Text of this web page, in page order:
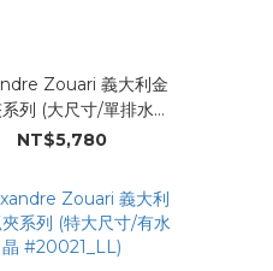
Zouari 義大利金
列 (大尺寸/單排水晶
#20015_LL)
NT$5,780